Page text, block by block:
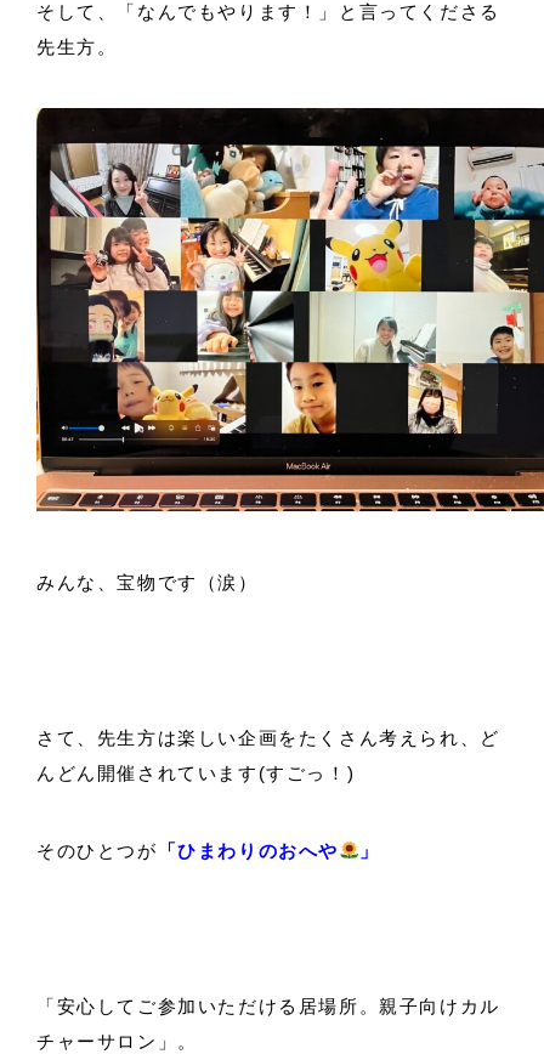
そして、「なんでもやります！」と言ってくださる
先生方。
みんな、宝物です（涙）
さて、先生方は楽しい企画をたくさん考えられ、ど
んどん開催されています(すごっ！)
そのひとつが 「ひまわりのおへや 」
「安心してご参加いただける居場所。親子向けカル
チャーサロン」。